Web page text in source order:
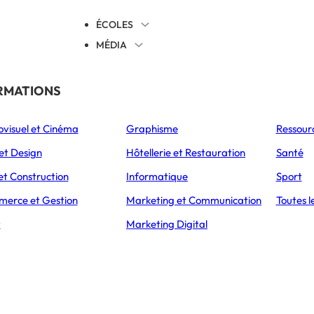
ÉCOLES
MÉDIA
Éducation
L’Express Éducation
Bachelors
Masters
et Cinéma
Design
Construction
et Gestion
Graphisme
Hôtellerie et Restauration
Informatique
Marketing et Communication
Marketing Digital
Santé
Sport
Toutes
ÉTABLISSEMENT PRÉSENTATION ADMISSIONS
Aerospace